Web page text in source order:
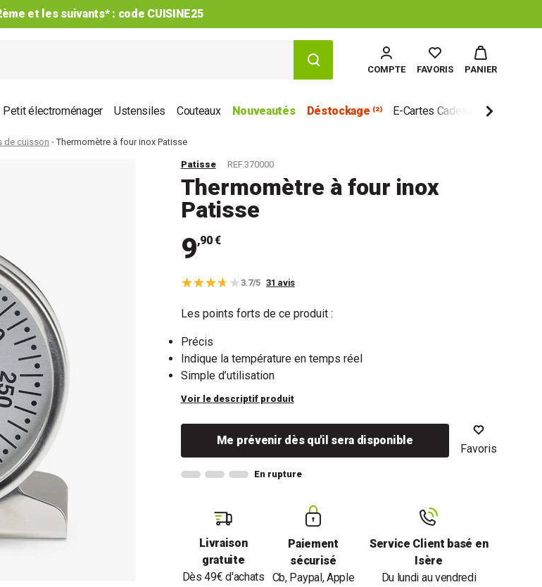
par lot, jusqu’à -40%*¹ !
COMPTE FAVORIS PANIER
Petit électroménager Ustensiles Couteaux Nouveautés Déstockage ⁽²⁾ E-Cartes Cadeau Marques
de cuisson Thermomètre à four inox Patisse
Patisse REF.370000
Thermomètre à four inox
Patisse
9,90 €
3.7/5 31 avis
Les points forts de ce produit :
Précis
Indique la température en temps réel
Simple d’utilisation
Voir le descriptif produit
Me prévenir dès qu'il sera disponible
Favoris
En rupture
Livraison
gratuite
Dès 49€ d'achats
Paiement
sécurisé
Cb, Paypal, Apple
Service Client basé en
Isère
Du lundi au vendredi